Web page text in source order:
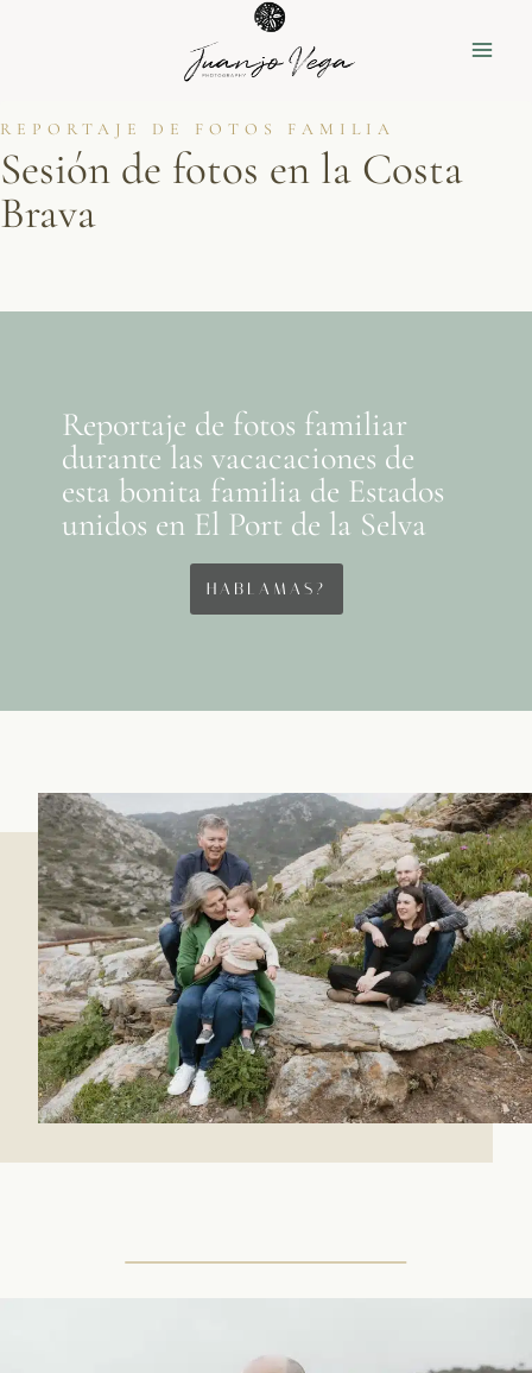
REPORTAJE DE FOTOS FAMILIA
Sesión de fotos en la Costa
Brava
Reportaje de fotos familiar
durante las vacacaciones de
esta bonita familia de Estados
unidos en El Port de la Selva
HABLAMAS?